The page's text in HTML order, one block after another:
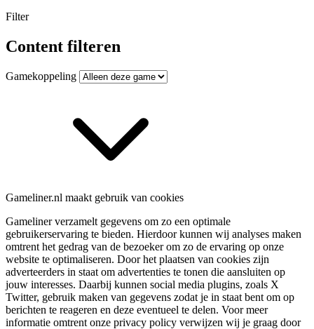
Filter
Content filteren
Gamekoppeling
Gameliner.nl maakt gebruik van cookies
Gameliner verzamelt gegevens om zo een optimale
gebruikerservaring te bieden. Hierdoor kunnen wij analyses maken
omtrent het gedrag van de bezoeker om zo de ervaring op onze
website te optimaliseren. Door het plaatsen van cookies zijn
adverteerders in staat om advertenties te tonen die aansluiten op
jouw interesses. Daarbij kunnen social media plugins, zoals X
Twitter, gebruik maken van gegevens zodat je in staat bent om op
berichten te reageren en deze eventueel te delen. Voor meer
informatie omtrent onze privacy policy verwijzen wij je graag door